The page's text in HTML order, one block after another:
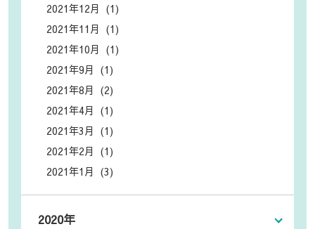
2021年12月 (1)
2021年11月 (1)
2021年10月 (1)
2021年9月 (1)
2021年8月 (2)
2021年4月 (1)
2021年3月 (1)
2021年2月 (1)
2021年1月 (3)
2020年